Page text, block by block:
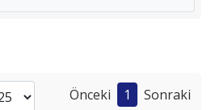
Önceki 1 Sonraki